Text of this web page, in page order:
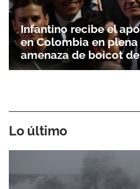
Infantino recibe el
en Colombia en plena
amenaza de boicot de
Lo último